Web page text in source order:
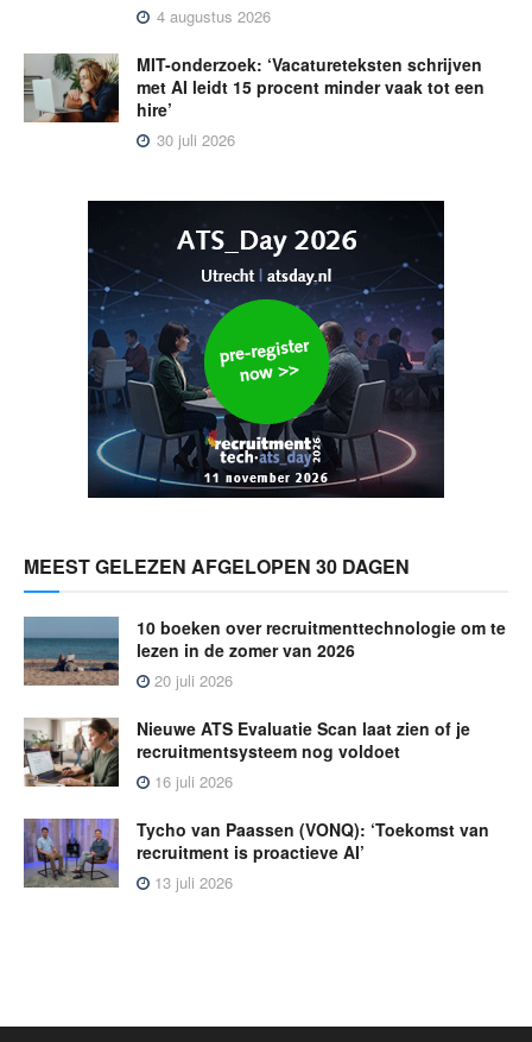
4 augustus 2026
MIT-onderzoek: ‘Vacatureteksten schrijven
met AI leidt 15 procent minder vaak tot een
hire’
30 juli 2026
MEEST GELEZEN AFGELOPEN 30 DAGEN
10 boeken over recruitmenttechnologie om te
lezen in de zomer van 2026
20 juli 2026
Nieuwe ATS Evaluatie Scan laat zien of je
recruitmentsysteem nog voldoet
16 juli 2026
Tycho van Paassen (VONQ): ‘Toekomst van
recruitment is proactieve AI’
13 juli 2026